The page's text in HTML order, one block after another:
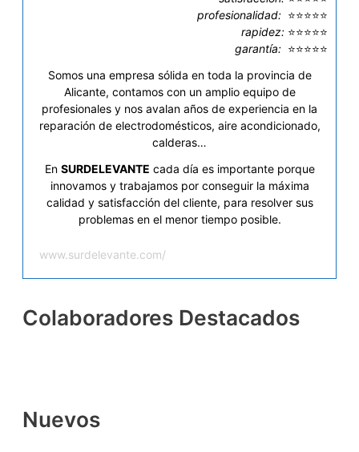
profesionalidad: ⭐⭐⭐⭐⭐
rapidez: ⭐⭐⭐⭐⭐
garantía: ⭐⭐⭐⭐⭐
Somos una empresa sólida en toda la provincia de
Alicante, contamos con un amplio equipo de
profesionales y nos avalan años de experiencia en la
reparación de electrodomésticos, aire acondicionado,
calderas…
En SURDELEVANTE cada día es importante porque
innovamos y trabajamos por conseguir la máxima
calidad y satisfacción del cliente, para resolver sus
problemas en el menor tiempo posible.
www.surdelevante.com/
Colaboradores Destacados
Nuevos